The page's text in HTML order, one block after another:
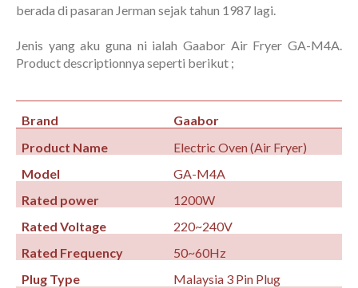
berada di pasaran Jerman sejak tahun 1987 lagi.
Jenis yang aku guna ni ialah Gaabor Air Fryer GA-M4A.
Product descriptionnya seperti berikut ;
Brand
Gaabor
Product Name
Electric Oven (Air Fryer)
Model
GA-M4A
Rated power
1200W
Rated Voltage
220~240V
Rated Frequency
50~60Hz
Plug Type
Malaysia 3 Pin Plug